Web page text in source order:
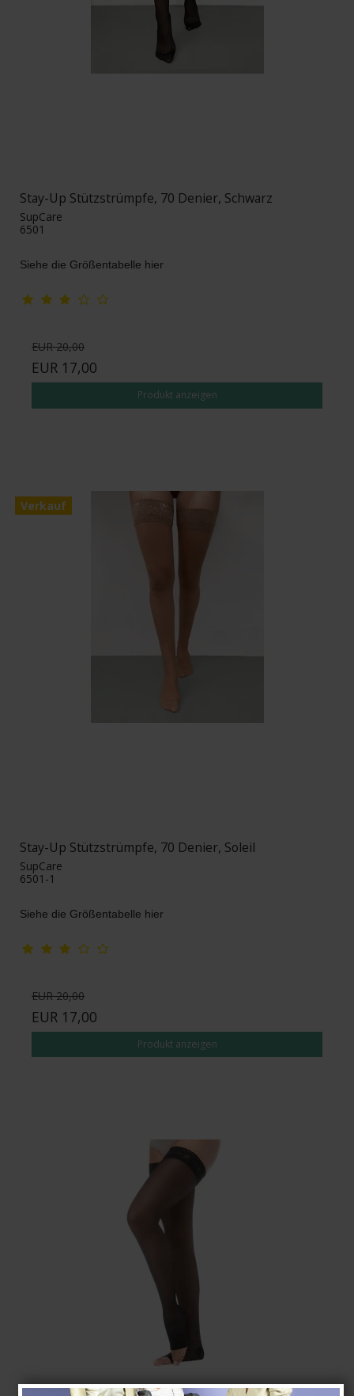
Stay-Up Stützstrümpfe, 70 Denier, Schwarz
SupCare
6501
Siehe die Größentabelle hier
EUR 20,00
EUR 17,00
Produkt anzeigen
Verkauf
Stay-Up Stützstrümpfe, 70 Denier, Soleil
SupCare
6501-1
Siehe die Größentabelle hier
EUR 20,00
EUR 17,00
Produkt anzeigen